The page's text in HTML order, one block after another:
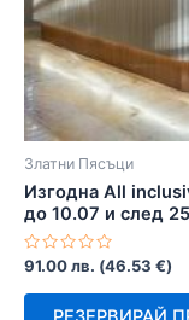
Златни Пясъци
Изгодна All
до 10.07 и след
Оценено
0
91.00лв. (46.53 €)